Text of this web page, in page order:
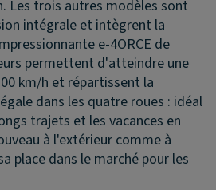
Les trois autres modèles sont
intégrale et intègrent la
e-4ORCE de
permettent d'atteindre une
km/h et répartissent la
dans les quatre roues : idéal
trajets et les vacances en
à l'extérieur comme à
place dans le marché pour les